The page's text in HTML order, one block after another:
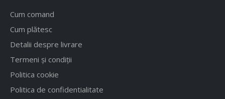
Cum comand
Cum plătesc
Detalii despre livrare
Termeni și condiții
Politica cookie
Politica de confidentialitate